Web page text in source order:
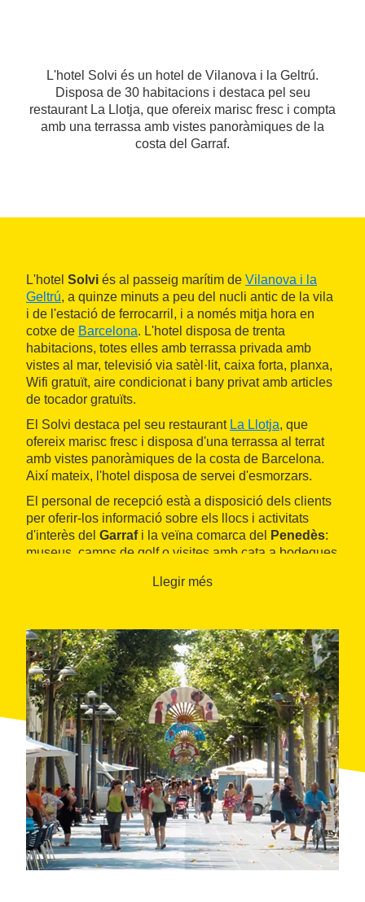
L'hotel Solvi és un hotel de Vilanova i la Geltrú.
Disposa de 30 habitacions i destaca pel seu
restaurant La Llotja, que ofereix marisc fresc i compta
amb una terrassa amb vistes panoràmiques de la
costa del Garraf.
L'hotel Solvi és al passeig marítim de Vilanova i la
Geltrú, a quinze minuts a peu del nucli antic de la vila
i de l'estació de ferrocarril, i a només mitja hora en
cotxe de Barcelona. L'hotel disposa de trenta
habitacions, totes elles amb terrassa privada amb
vistes al mar, televisió via satèl·lit, caixa forta, planxa,
Wifi gratuït, aire condicionat i bany privat amb articles
de tocador gratuïts.
El Solvi destaca pel seu restaurant La Llotja, que
ofereix marisc fresc i disposa d'una terrassa al terrat
amb vistes panoràmiques de la costa de Barcelona.
Així mateix, l'hotel disposa de servei d'esmorzars.
El personal de recepció està a disposició dels clients
per oferir-los informació sobre els llocs i activitats
d'interès del Garrafi la veïna comarca del Penedès:
museus, camps de golf o visites amb cata a bodegues
Llegir més